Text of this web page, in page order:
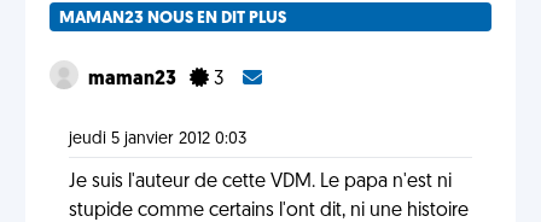
MAMAN23 NOUS EN DIT PLUS
maman23 3
jeudi 5 janvier 2012 0:03
Je suis l'auteur de cette VDM. Le papa n'est ni
stupide comme certains l'ont dit, ni une histoire